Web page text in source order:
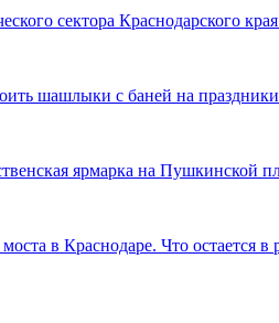
сектора Краснодарского
шашлыки с баней на праздники
ярмарка на Пушкинской
в Краснодаре. Что остается